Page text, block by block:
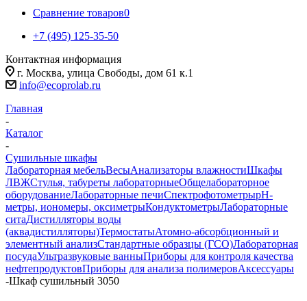
Сравнение товаров0
+7 (495) 125-35-50
Контактная информация
г. Москва, улица Свободы, дом 61 к.1
info@ecoprolab.ru
Главная
-
Каталог
-
Сушильные шкафы
Лабораторная мебельВесыАнализаторы влажностиШкафы
ЛВЖСтулья, табуреты лабораторныеОбщелабораторное
оборудованиеЛабораторные печиСпектрофотометрыpH-
метры, иономеры, оксиметрыКондуктометрыЛабораторные
ситаДистилляторы воды
(аквадистилляторы)ТермостатыАтомно-абсорбционный и
элементный анализСтандартные образцы (ГСО)Лабораторная
посудаУльтразвуковые ванныПриборы для контроля качества
нефтепродуктовПриборы для анализа полимеровАксессуары
-Шкаф сушильный 3050